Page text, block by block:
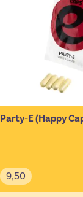
Party-E (Happy
9,50